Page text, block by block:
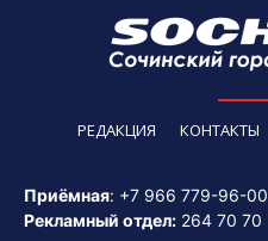
РЕДАКЦИЯ КОНТАКТЫ
Приёмная: +7 966 779-96-00
Рекламный отдел: 264 70 70